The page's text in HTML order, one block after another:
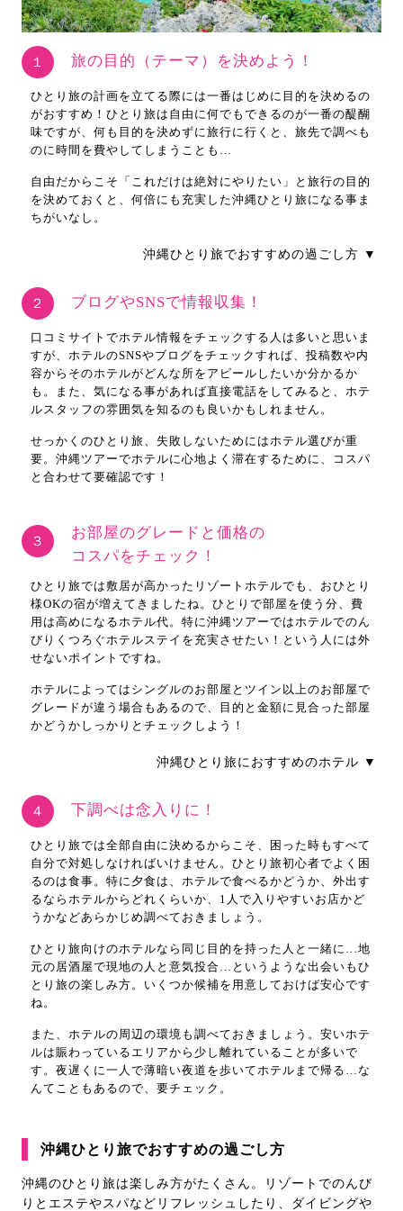
１ 旅の目的（テーマ）を決めよう！
ひとり旅の計画を立てる際には一番はじめに目的を決めるの
がおすすめ！ひとり旅は自由に何でもできるのが一番の醍醐
味ですが、何も目的を決めずに旅行に行くと、旅先で調べも
のに時間を費やしてしまうことも…
自由だからこそ「これだけは絶対にやりたい」と旅行の目的
を決めておくと、何倍にも充実した沖縄ひとり旅になる事ま
ちがいなし。
沖縄ひとり旅でおすすめの過ごし方 ▼
２ ブログやSNSで情報収集！
口コミサイトでホテル情報をチェックする人は多いと思いま
すが、ホテルのSNSやブログをチェックすれば、投稿数や内
容からそのホテルがどんな所をアピールしたいか分かるか
も。また、気になる事があれば直接電話をしてみると、ホテ
ルスタッフの雰囲気を知るのも良いかもしれません。
せっかくのひとり旅、失敗しないためにはホテル選びが重
要。沖縄ツアーでホテルに心地よく滞在するために、コスパ
と合わせて要確認です！
３
お部屋のグレードと価格の
コスパをチェック！
ひとり旅では敷居が高かったリゾートホテルでも、おひとり
様OKの宿が増えてきましたね。ひとりで部屋を使う分、費
用は高めになるホテル代。特に沖縄ツアーではホテルでのん
びりくつろぐホテルステイを充実させたい！という人には外
せないポイントですね。
ホテルによってはシングルのお部屋とツイン以上のお部屋で
グレードが違う場合もあるので、目的と金額に見合った部屋
かどうかしっかりとチェックしよう！
沖縄ひとり旅におすすめのホテル ▼
４ 下調べは念入りに！
ひとり旅では全部自由に決めるからこそ、困った時もすべて
自分で対処しなければいけません。ひとり旅初心者でよく困
るのは食事。特に夕食は、ホテルで食べるかどうか、外出す
るならホテルからどれくらいか、1人で入りやすいお店かど
うかなどあらかじめ調べておきましょう。
ひとり旅向けのホテルなら同じ目的を持った人と一緒に…地
元の居酒屋で現地の人と意気投合…というような出会いもひ
とり旅の楽しみ方。いくつか候補を用意しておけば安心です
ね。
また、ホテルの周辺の環境も調べておきましょう。安いホテ
ルは賑わっているエリアから少し離れていることが多いで
す。夜遅くに一人で薄暗い夜道を歩いてホテルまで帰る…な
んてこともあるので、要チェック。
沖縄ひとり旅でおすすめの過ごし方
沖縄のひとり旅は楽しみ方がたくさん。リゾートでのんび
りとエステやスパなどリフレッシュしたり、ダイビングや